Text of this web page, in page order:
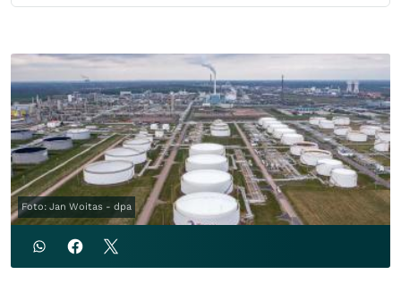
Foto: Jan Woitas - dpa